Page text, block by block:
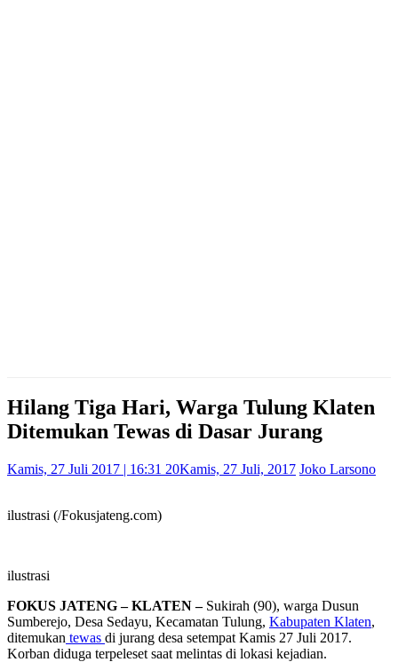
Hilang Tiga Hari, Warga Tulung Klaten
Ditemukan Tewas di Dasar Jurang
Kamis, 27 Juli 2017 | 16:31 20Kamis, 27 Juli, 2017 Joko Larsono
ilustrasi (/Fokusjateng.com)
ilustrasi
FOKUS JATENG – KLATEN –Sukirah (90), warga Dusun
Sumberejo, Desa Sedayu, Kecamatan Tulung, Kabupaten Klaten,
ditemukan tewas di jurang desa setempat Kamis 27 Juli 2017.
Korban diduga terpeleset saat melintas di lokasi kejadian.